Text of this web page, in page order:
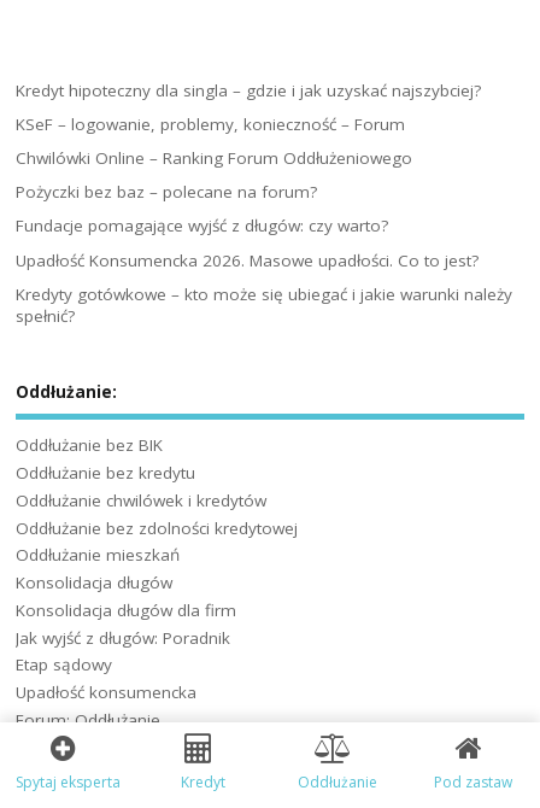
Kredyt hipoteczny dla singla – gdzie i jak uzyskać najszybciej?
KSeF – logowanie, problemy, konieczność – Forum
Chwilówki Online – Ranking Forum Oddłużeniowego
Pożyczki bez baz – polecane na forum?
Fundacje pomagające wyjść z długów: czy warto?
Upadłość Konsumencka 2026. Masowe upadłości. Co to jest?
Kredyty gotówkowe – kto może się ubiegać i jakie warunki należy
spełnić?
Oddłużanie:
Oddłużanie bez BIK
Oddłużanie bez kredytu
Oddłużanie chwilówek i kredytów
Oddłużanie bez zdolności kredytowej
Oddłużanie mieszkań
Konsolidacja długów
Konsolidacja długów dla firm
Jak wyjść z długów: Poradnik
Etap sądowy
Upadłość konsumencka
Forum: Oddłużanie
Spytaj eksperta Kredyt Oddłużanie Pod zastaw